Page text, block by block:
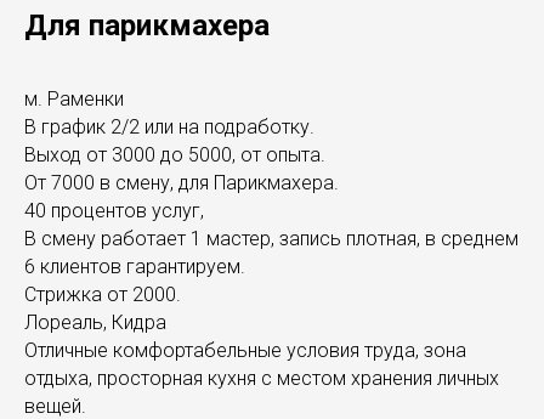
Для парикмахера
м. Раменки
В график 2/2 или на подработку.
Выход от 3000 до 5000, от опыта.
От 7000 в смену, для Парикмахера.
40 процентов услуг,
В смену работает 1 мастер, запись плотная, в среднем
6 клиентов гарантируем.
Стрижка от 2000.
Лореаль, Кидра
Отличные комфортабельные условия труда, зона
отдыха, просторная кухня с местом хранения личных
вещей.